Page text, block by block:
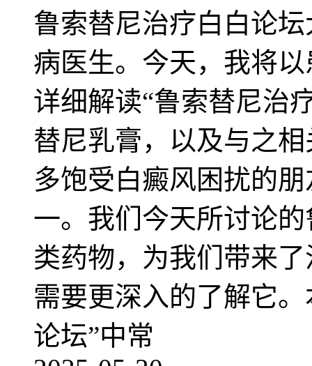
鲁索替尼治疗白白论
病医生。今天，我将
详细解读“鲁索替尼治
替尼乳膏，以及与之
多饱受白癜风困扰的
一。我们今天所讨论
类药物，为我们带来
需要更深入的了解它
论坛”中常